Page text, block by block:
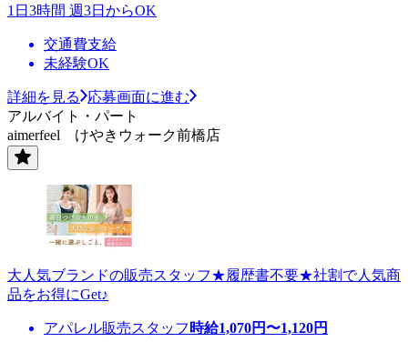
1日3時間 週3日からOK
交通費支給
未経験OK
詳細を見る
応募画面に進む
アルバイト・パート
aimerfeel けやきウォーク前橋店
大人気ブランドの販売スタッフ★履歴書不要★社割で人気商
品をお得にGet♪
アパレル販売スタッフ 時給1,070円〜1,120円